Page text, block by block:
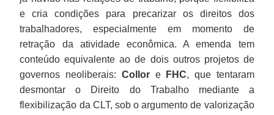
e cria condições para precarizar os direitos dos
trabalhadores, especialmente em momento de
retração da atividade econômica. A emenda tem
conteúdo equivalente ao de dois outros projetos de
governos neoliberais: Collore FHC, que tentaram
desmontar o Direito do Trabalho mediante a
flexibilização da CLT, sob o argumento de valorização